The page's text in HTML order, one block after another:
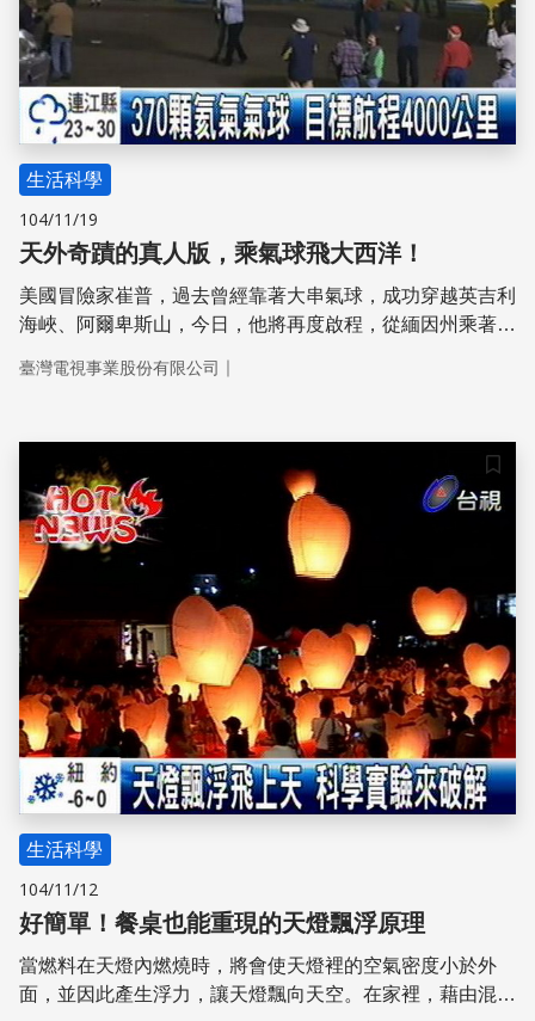
生活科學
104/11/19
天外奇蹟的真人版，乘氣球飛大西洋！
美國冒險家崔普，過去曾經靠著大串氣球，成功穿越英吉利
海峽、阿爾卑斯山，今日，他將再度啟程，從緬因州乘著
西洋！
臺灣電視事業股份有限公司 ｜
儲存
生活科學
104/11/12
好簡單！餐桌也能重現的天燈飄浮原理
當燃料在天燈內燃燒時，將會使天燈裡的空氣密度小於外
面，並因此產生浮力，讓天燈飄向天空。在家裡，藉由混和